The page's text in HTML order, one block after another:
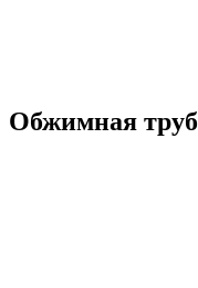
Обжимная